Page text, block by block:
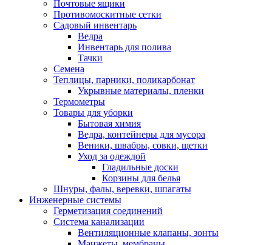
Почтовые ящики
Противомоскитные сетки
Садовый инвентарь
Ведра
Инвентарь для полива
Тачки
Семена
Теплицы, парники, поликарбонат
Укрывные материалы, пленки
Термометры
Товары для уборки
Бытовая химия
Ведра, контейнеры для мусора
Веники, швабры, совки, щетки
Уход за одеждой
Гладильные доски
Корзины для белья
Шнуры, фалы, веревки, шпагаты
Инженерные системы
Герметизация соединений
Система канализации
Вентиляционные клапаны, зонты